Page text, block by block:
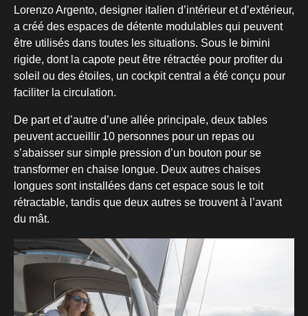
Lorenzo Argento, designer italien d’intérieur et d’extérieur,
a créé des espaces de détente modulables qui peuvent
être utilisés dans toutes les situations. Sous le bimini
rigide, dont la capote peut être rétractée pour profiter du
soleil ou des étoiles, un cockpit central a été conçu pour
faciliter la circulation.
De part et d’autre d’une allée principale, deux tables
peuvent accueillir 10 personnes pour un repas ou
s’abaisser sur simple pression d’un bouton pour se
transformer en chaise longue. Deux autres chaises
longues sont installées dans cet espace sous le toit
rétractable, tandis que deux autres se trouvent à l’avant
du mât.